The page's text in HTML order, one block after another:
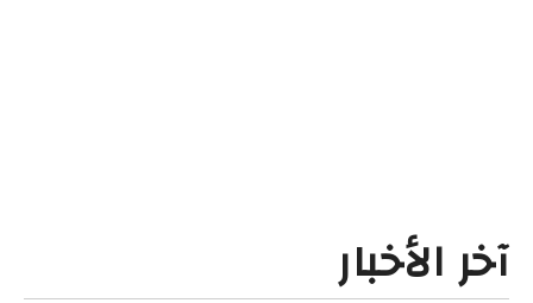
آخر الأخبار